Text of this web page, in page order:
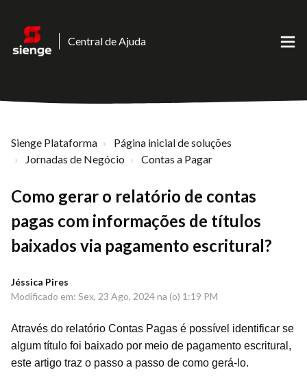
Central de Ajuda
Sienge Plataforma
Página inicial de soluções
Jornadas de Negócio
Contas a Pagar
Como gerar o relatório de contas
pagas com informações de títulos
baixados via pagamento escritural?
Jéssica Pires
Modificado em: Sex, 23 Ago, 2024 na (o) 1:19 PM
Através do relatório Contas Pagas é possível identificar se
algum título foi baixado por meio de pagamento escritural,
este artigo traz o passo a passo de como gerá-lo.